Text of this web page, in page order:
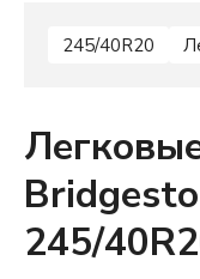
245/40R20
245/